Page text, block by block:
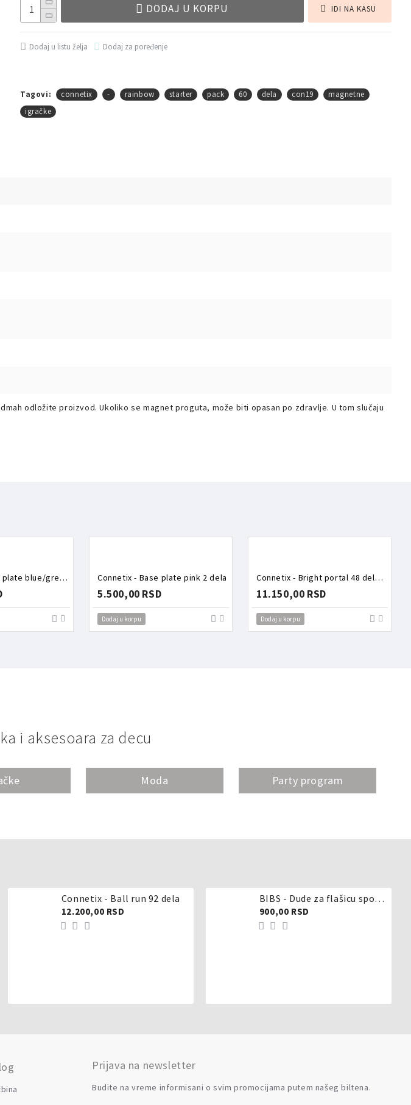
DODAJ U KORPU IDI NA KASU
Dodaj u listu želja Dodaj za poređenje
Tagovi: connetix - rainbow starter pack 60 dela con19
magnetne
igračke
odložite proizvod. Ukoliko se magnet proguta, može biti opasan po zdravlje. U tom slučaju
Connetix - Base plate blue/green 2 dela Connetix - Base plate pink 2 dela
5.500,00 RSD
Dodaj u korpu
Connetix - Bright portal 48 delova
11.150,00 RSD
Dodaj u korpu
i aksesoara za decu
Moda Party program
Connetix - Ball run 92 dela
12.200,00 RSD
BIBS - Dude za flašicu sporijeg, srednjeg ili brzog protoka - silikon
900,00 RSD
Prijava na newsletter
Budite na vreme informisani o svim promocijama putem našeg biltena.